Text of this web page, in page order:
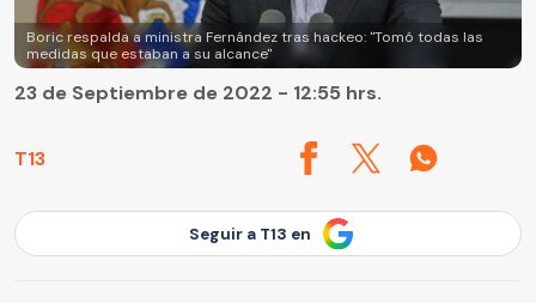
Boric respalda a ministra Fernández tras hackeo: "Tomó todas las
medidas que estaban a su alcance"
T13
23 de Septiembre de 2022 - 12:55 hrs.
Seguir a T13 en